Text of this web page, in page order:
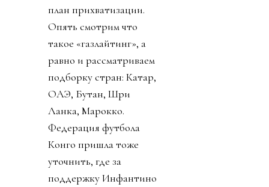
план прихватизации.
Опять смотрим что
такое «газлайтинг», а
равно и рассматриваем
подборку стран: Катар,
ОАЭ, Бутан, Шри
Ланка, Марокко.
Федерация футбола
Конго пришла тоже
уточнить, где за
поддержку Инфантино